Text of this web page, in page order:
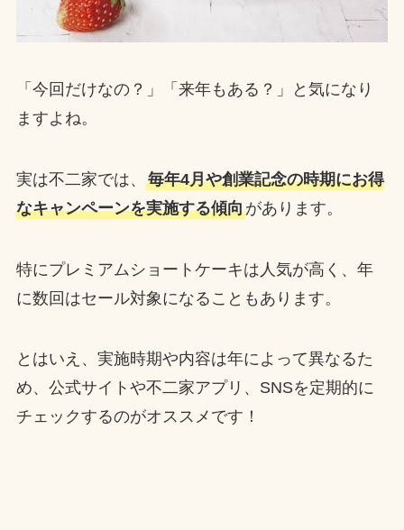
「今回だけなの？」「来年もある？」と気になり
ますよね。
実は不二家では、 毎年4月や創業記念の時期にお得
なキャンペーンを実施する傾向があります。
特にプレミアムショートケーキは人気が高く、年
に数回はセール対象になることもあります。
とはいえ、実施時期や内容は年によって異なるた
め、公式サイトや不二家アプリ、SNSを定期的に
チェックするのがオススメです！